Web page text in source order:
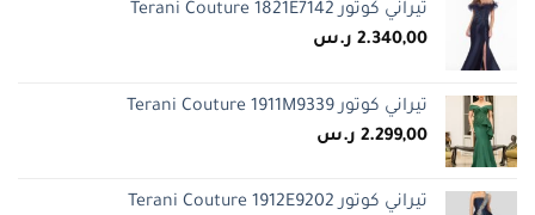
تيراني كوتور Terani Couture 1821E7142
2.340,00 ر.س
تيراني كوتور Terani Couture 1911M9339
2.299,00 ر.س
تيراني كوتور Terani Couture 1912E9202